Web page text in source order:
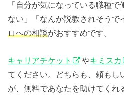
「自分が気になっている職種
ない」「なんか説教されそうで
ロへの相談がおすすめです。
キャリアチケット やキミスカ
てください。どちらも、頼もし
が、無料であなたを助けてくれ